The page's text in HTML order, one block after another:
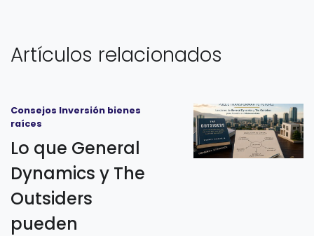
Artículos relacionados
Consejos Inversión bienes
raíces
Lo que General
Dynamics y The
Outsiders
pueden